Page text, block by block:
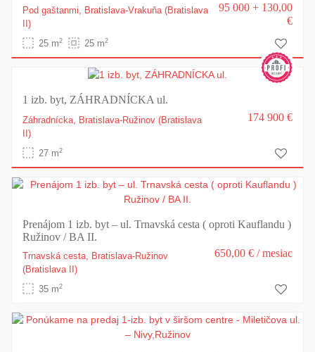
Pod gaštanmi, Bratislava-Vrakuňa (Bratislava
II)
25 m2 25 m2
95 000 + 130,00
€
1 izb. byt, ZÁHRADNÍCKA ul.
Záhradnícka, Bratislava-Ružinov (Bratislava
II)
27 m2
174 900 €
Prenájom 1 izb. byt – ul. Trnavská cesta ( oproti Kauflandu )
Ružinov / BA II.
Trnavská cesta, Bratislava-Ružinov
(Bratislava II)
35 m2
650,00 € / mesiac